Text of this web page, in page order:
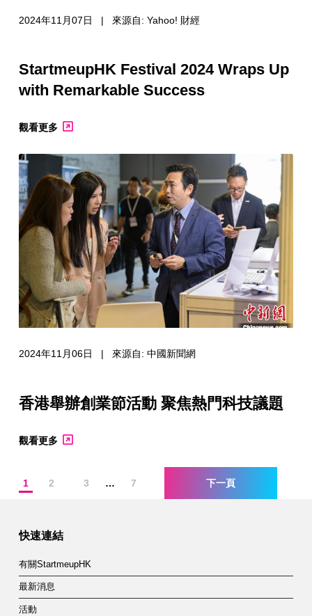
2024年11月07日 | 來源自: Yahoo! 財經
StartmeupHK Festival 2024 Wraps Up
with Remarkable Success
觀看更多
2024年11月06日 | 來源自: 中國新聞網
香港舉辦創業節活動 聚焦熱門科技議題
觀看更多
1 2 3 … 7 下一頁
快速連結
有關StartmeupHK
最新消息
活動